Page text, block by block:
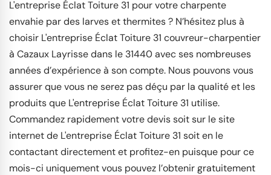
L'entreprise Éclat Toiture 31 pour votre charpente
envahie par des larves et thermites ? N’hésitez plus à
choisir L'entreprise Éclat Toiture 31 couvreur-charpentier
à Cazaux Layrisse dans le 31440 avec ses nombreuses
années d’expérience à son compte. Nous pouvons vous
assurer que vous ne serez pas déçu par la qualité et les
produits que L'entreprise Éclat Toiture 31 utilise.
Commandez rapidement votre devis soit sur le site
internet de L'entreprise Éclat Toiture 31 soit en le
contactant directement et profitez-en puisque pour ce
mois-ci uniquement vous pouvez l’obtenir gratuitement